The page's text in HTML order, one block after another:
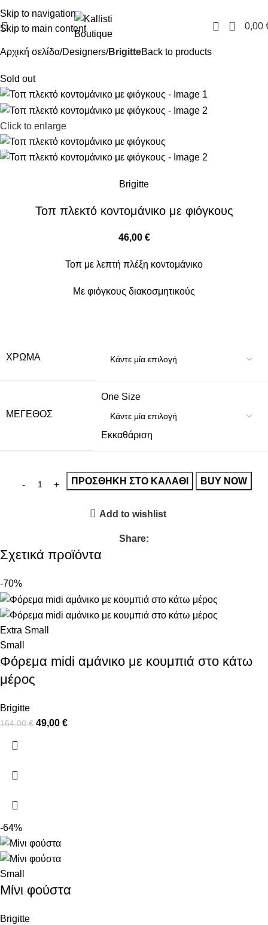
Skip to navigation
Skip to main content
0 0,00
Αρχική σελίδα Designers BrigitteBack to products
Sold out
Click to enlarge
Brigitte
Τοπ πλεκτό κοντομάνικο με φιόγκους
46,00 €
Τοπ με λεπτή πλέξη κοντομάνικο
Με φιόγκους διακοσμητικούς
ΧΡΏΜΑ
ΜΈΓΕΘΟΣ
One Size
Εκκαθάριση
ΠΡΟΣΘΉΚΗ ΣΤΟ ΚΑΛΆΘΙ BUY NOW
Add to wishlist
Share:
Σχετικά προϊόντα
-70%
Extra Small
Small
Φόρεμα midi αμάνικο με κουμπιά στο κάτω
μέρος
Brigitte
164,00€ 49,00 €
-64%
Small
Μίνι φούστα
Brigitte